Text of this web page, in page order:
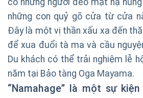
có những người đeo mặt nạ
những con quỷ gõ cửa từ cửa
Đây là một vị thần xấu xa đến
để xua đuổi tà ma và cầu
Du khách có thể trải nghiệm lễ
năm tại Bảo tàng Oga Mayama.
“Namahage” là một sự